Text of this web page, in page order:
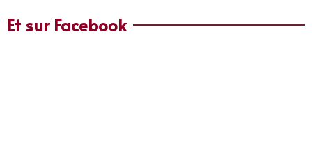
Et sur Facebook